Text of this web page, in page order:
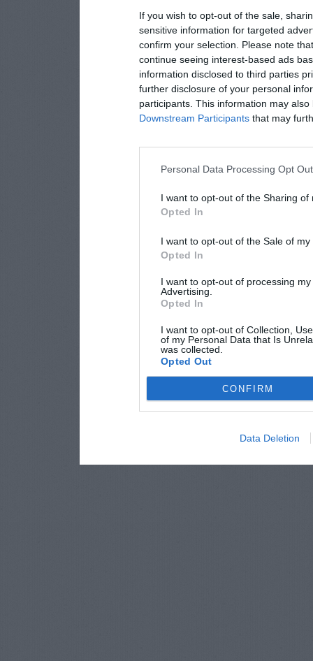
If you wish to opt-out of the sale,
sensitive information for targeted
confirm your selection. Please note
continue seeing interest-based ads
information disclosed to third parties
further disclosure of your personal
participants. This information may
Downstream Participants that may
Personal Data Processing Opt
I want to opt-out of the Sharing of
Opted In
I want to opt-out of the Sale of
Opted In
I want to opt-out of processing
Advertising.
Opted In
I want to opt-out of Collection,
of my Personal Data that Is
was collected.
Opted Out
CONFIRM
Data Deletion